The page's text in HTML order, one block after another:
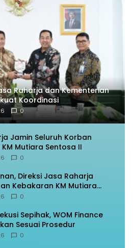
Raharja dan Kementerian
Koordinasi
0
Jamin Seluruh Korban
Mutiara Sentosa II
0
Direksi Jasa Raharja
Kebakaran KM Mutiara
0
Sepihak, WOM Finance
Sesuai Prosedur
0